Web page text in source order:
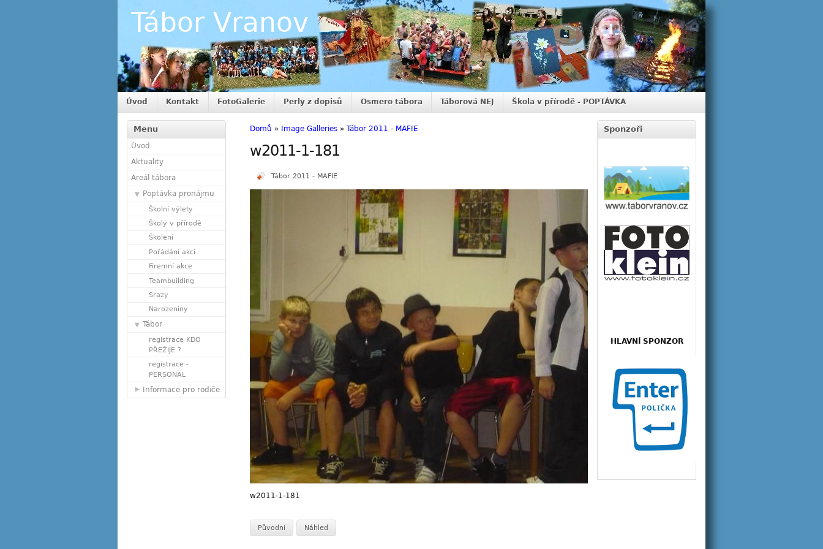
Tábor Vranov
Úvod Kontakt FotoGalerie Perly z dopisů Osmero tábora Táborová NEJ Škola v přírodě - POPTÁVKA
Menu
Úvod
Aktuality
Areál tábora
Poptávka pronájmu
Školní výlety
Školy v přírodě
Školení
Pořádání akcí
Firemní akce
Teambuilding
Srazy
Narozeniny
Tábor
registrace KDO
PŘEŽIJE ?
registrace -
PERSONAL
Informace pro rodiče
Domů » Image Galleries » Tábor 2011 - MAFIE
w2011-1-181
Tábor 2011 - MAFIE
w2011-1-181
Původní Náhled
Sponzoři
HLAVNÍ SPONZOR